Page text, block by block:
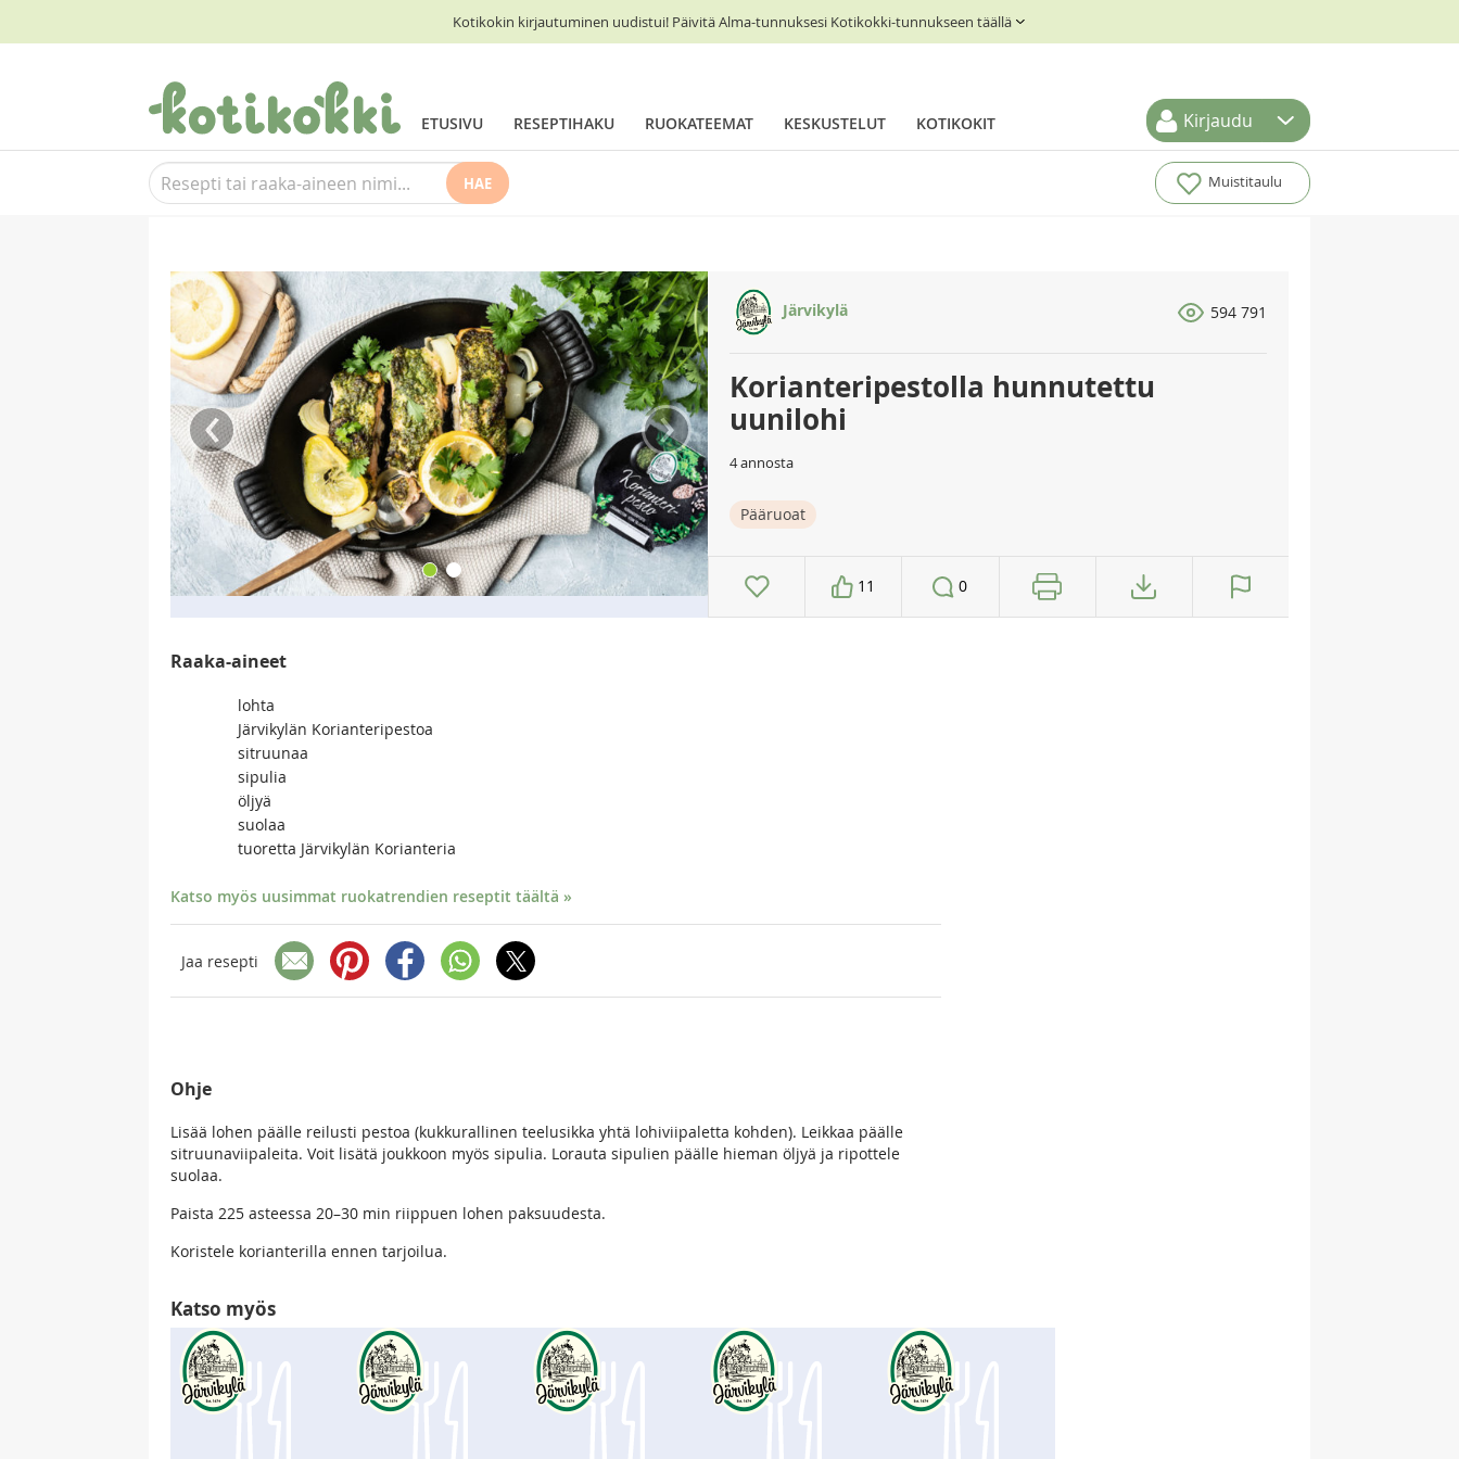
Kotikokin kirjautuminen uudistui! Päivitä Alma-tunnuksesi Kotikokki-tunnukseen täällä
ETUSIVU RESEPTIHAKU RUOKATEEMAT KESKUSTELUT KOTIKOKIT Kirjaudu
HAE Muistitaulu
‹ ›
Järvikylä 594 791
Korianteripestolla hunnutettu
uunilohi
4 annosta
Pääruoat
11 0
Raaka-aineet
lohta
Järvikylän Korianteripestoa
sitruunaa
sipulia
öljyä
suolaa
tuoretta Järvikylän Korianteria
Katso myös uusimmat ruokatrendien reseptit täältä »
Jaa resepti
Ohje
Lisää lohen päälle reilusti pestoa (kukkurallinen teelusikka yhtä lohiviipaletta kohden). Leikkaa päälle
sitruunaviipaleita. Voit lisätä joukkoon myös sipulia. Lorauta sipulien päälle hieman öljyä ja ripottele
suolaa.
Paista 225 asteessa 20–30 min riippuen lohen paksuudesta.
Koristele korianterilla ennen tarjoilua.
Katso myös